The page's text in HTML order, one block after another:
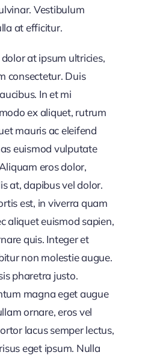
Vestibulum
at efficitur.
at ipsum ultricies,
consectetur. Duis
In et mi
ex aliquet, rutrum
mauris ac eleifend
euismod vulputate
eros dolor,
at, dapibus vel dolor.
est, in viverra quam
aliquet euismod sapien,
quis. Integer et
non molestie augue.
pharetra justo.
magna eget augue
ornare, eros vel
lacus semper lectus,
eget ipsum. Nulla